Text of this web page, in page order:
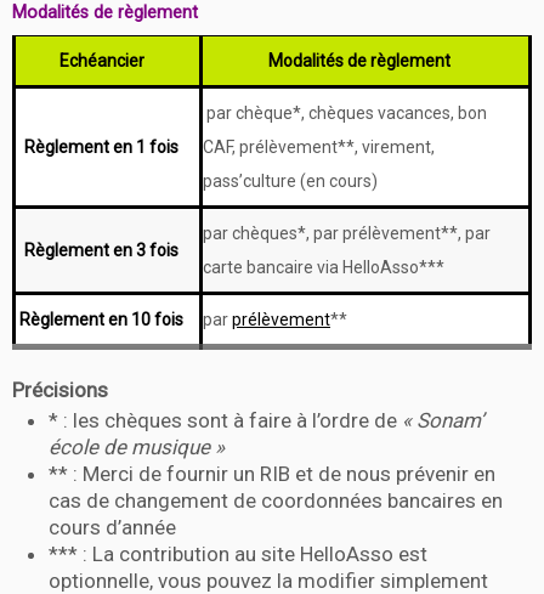
Modalités de règlement
Echéancier Modalités de règlement
Règlement en 1 fois
par chèque*, chèques vacances, bon
CAF, prélèvement**, virement,
pass’culture (en cours)
Règlement en 3 fois
par chèques*, par prélèvement**, par
carte bancaire via HelloAsso***
Règlement en 10 fois parprélèvement**
Précisions
* : les chèques sont à faire à l’ordre de « Sonam’
école de musique »
** : Merci de fournir un RIB et de nous prévenir en
cas de changement de coordonnées bancaires en
cours d’année
*** : La contribution au site HelloAsso est
optionnelle, vous pouvez la modifier simplement